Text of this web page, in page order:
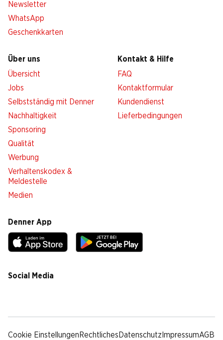
Newsletter
WhatsApp
Geschenkkarten
Über uns
Übersicht
Jobs
Selbstständig mit Denner
Nachhaltigkeit
Sponsoring
Qualität
Werbung
Verhaltenskodex &
Meldestelle
Medien
Kontakt & Hilfe
FAQ
Kontaktformular
Kundendienst
Lieferbedingungen
Denner App
Social Media
Cookie Einstellungen Rechtliches Datenschutz ImpressumAGB